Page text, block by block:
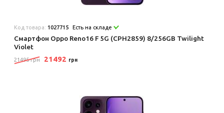
Код товара: 1027715 Есть на складе
Смартфон Oppo Reno16 F 5G (CPH2859) 8/256GB Twilight
Violet
21495 грн 21492 грн